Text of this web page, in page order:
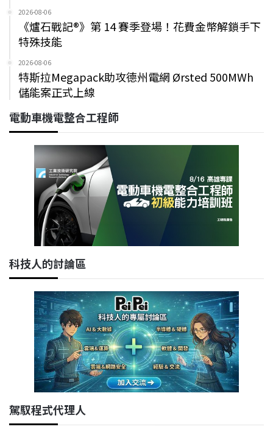
2026-08-06
《爐石戰記®》第 14 賽季登場！花費金幣解鎖手下
特殊技能
2026-08-06
特斯拉Megapack助攻德州電網 Ørsted 500MWh
儲能案正式上線
電動車機電整合工程師
科技人的討論區
駕馭程式代理人